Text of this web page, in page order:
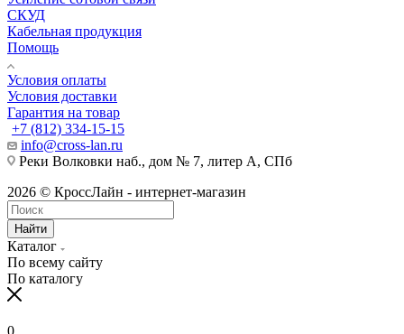
СКУД
Кабельная продукция
Помощь
Условия оплаты
Условия доставки
Гарантия на товар
+7 (812) 334-15-15
info@cross-lan.ru
Реки Волковки наб., дом № 7, литер А, СПб
2026 © КроссЛайн - интернет-магазин
Найти
Каталог
По всему сайту
По каталогу
0